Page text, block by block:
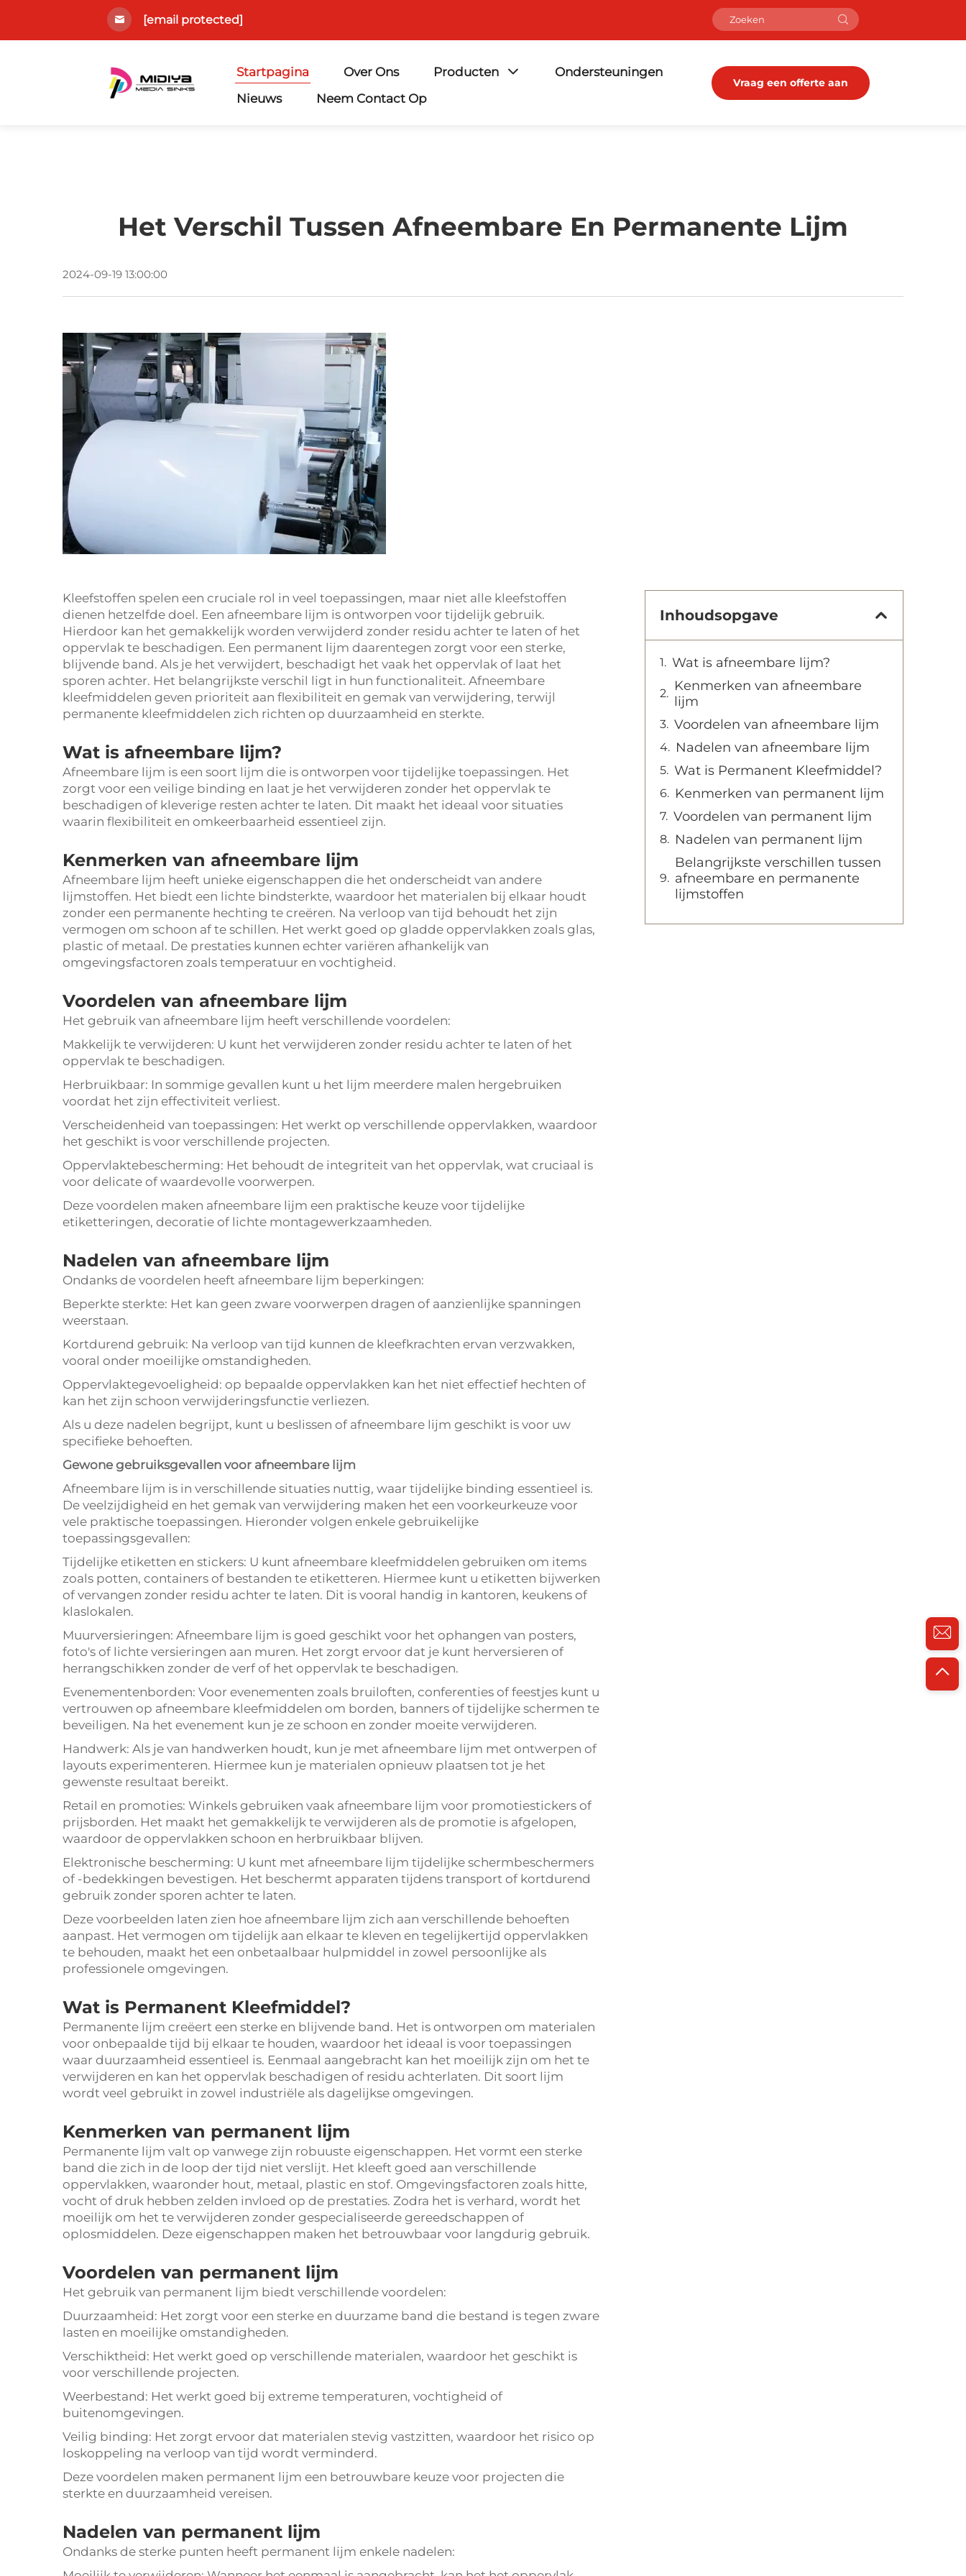
[email protected]
Startpagina Over Ons Producten
Ondersteuningen
Nieuws
Neem Contact Op
Vraag een offerte aan
Het Verschil Tussen Afneembare En Permanente Lijm
2024-09-19 13:00:00
Kleefstoffen spelen een cruciale rol in veel toepassingen, maar niet alle kleefstoffen
dienen hetzelfde doel. Een afneembare lijm is ontworpen voor tijdelijk gebruik.
Hierdoor kan het gemakkelijk worden verwijderd zonder residu achter te laten of het
oppervlak te beschadigen. Een permanent lijm daarentegen zorgt voor een sterke,
blijvende band. Als je het verwijdert, beschadigt het vaak het oppervlak of laat het
sporen achter. Het belangrijkste verschil ligt in hun functionaliteit. Afneembare
kleefmiddelen geven prioriteit aan flexibiliteit en gemak van verwijdering, terwijl
permanente kleefmiddelen zich richten op duurzaamheid en sterkte.
Wat is afneembare lijm?
Afneembare lijm is een soort lijm die is ontworpen voor tijdelijke toepassingen. Het
zorgt voor een veilige binding en laat je het verwijderen zonder het oppervlak te
beschadigen of kleverige resten achter te laten. Dit maakt het ideaal voor situaties
waarin flexibiliteit en omkeerbaarheid essentieel zijn.
Kenmerken van afneembare lijm
Afneembare lijm heeft unieke eigenschappen die het onderscheidt van andere
lijmstoffen. Het biedt een lichte bindsterkte, waardoor het materialen bij elkaar houdt
zonder een permanente hechting te creëren. Na verloop van tijd behoudt het zijn
vermogen om schoon af te schillen. Het werkt goed op gladde oppervlakken zoals glas,
plastic of metaal. De prestaties kunnen echter variëren afhankelijk van
omgevingsfactoren zoals temperatuur en vochtigheid.
Voordelen van afneembare lijm
Het gebruik van afneembare lijm heeft verschillende voordelen:
Makkelijk te verwijderen: U kunt het verwijderen zonder residu achter te laten of het
oppervlak te beschadigen.
Herbruikbaar: In sommige gevallen kunt u het lijm meerdere malen hergebruiken
voordat het zijn effectiviteit verliest.
Verscheidenheid van toepassingen: Het werkt op verschillende oppervlakken, waardoor
het geschikt is voor verschillende projecten.
Oppervlaktebescherming: Het behoudt de integriteit van het oppervlak, wat cruciaal is
voor delicate of waardevolle voorwerpen.
Deze voordelen maken afneembare lijm een praktische keuze voor tijdelijke
etiketteringen, decoratie of lichte montagewerkzaamheden.
Nadelen van afneembare lijm
Ondanks de voordelen heeft afneembare lijm beperkingen:
Beperkte sterkte: Het kan geen zware voorwerpen dragen of aanzienlijke spanningen
weerstaan.
Kortdurend gebruik: Na verloop van tijd kunnen de kleefkrachten ervan verzwakken,
vooral onder moeilijke omstandigheden.
Oppervlaktegevoeligheid: op bepaalde oppervlakken kan het niet effectief hechten of
kan het zijn schoon verwijderingsfunctie verliezen.
Als u deze nadelen begrijpt, kunt u beslissen of afneembare lijm geschikt is voor uw
specifieke behoeften.
Gewone gebruiksgevallen voor afneembare lijm
Afneembare lijm is in verschillende situaties nuttig, waar tijdelijke binding essentieel is.
De veelzijdigheid en het gemak van verwijdering maken het een voorkeurkeuze voor
vele praktische toepassingen. Hieronder volgen enkele gebruikelijke
toepassingsgevallen:
Tijdelijke etiketten en stickers: U kunt afneembare kleefmiddelen gebruiken om items
zoals potten, containers of bestanden te etiketteren. Hiermee kunt u etiketten bijwerken
of vervangen zonder residu achter te laten. Dit is vooral handig in kantoren, keukens of
klaslokalen.
Muurversieringen: Afneembare lijm is goed geschikt voor het ophangen van posters,
foto's of lichte versieringen aan muren. Het zorgt ervoor dat je kunt herversieren of
herrangschikken zonder de verf of het oppervlak te beschadigen.
Evenementenborden: Voor evenementen zoals bruiloften, conferenties of feestjes kunt u
vertrouwen op afneembare kleefmiddelen om borden, banners of tijdelijke schermen te
beveiligen. Na het evenement kun je ze schoon en zonder moeite verwijderen.
Handwerk: Als je van handwerken houdt, kun je met afneembare lijm met ontwerpen of
layouts experimenteren. Hiermee kun je materialen opnieuw plaatsen tot je het
gewenste resultaat bereikt.
Retail en promoties: Winkels gebruiken vaak afneembare lijm voor promotiestickers of
prijsborden. Het maakt het gemakkelijk te verwijderen als de promotie is afgelopen,
waardoor de oppervlakken schoon en herbruikbaar blijven.
Elektronische bescherming: U kunt met afneembare lijm tijdelijke schermbeschermers
of -bedekkingen bevestigen. Het beschermt apparaten tijdens transport of kortdurend
gebruik zonder sporen achter te laten.
Deze voorbeelden laten zien hoe afneembare lijm zich aan verschillende behoeften
aanpast. Het vermogen om tijdelijk aan elkaar te kleven en tegelijkertijd oppervlakken
te behouden, maakt het een onbetaalbaar hulpmiddel in zowel persoonlijke als
professionele omgevingen.
Wat is Permanent Kleefmiddel?
Permanente lijm creëert een sterke en blijvende band. Het is ontworpen om materialen
voor onbepaalde tijd bij elkaar te houden, waardoor het ideaal is voor toepassingen
waar duurzaamheid essentieel is. Eenmaal aangebracht kan het moeilijk zijn om het te
verwijderen en kan het oppervlak beschadigen of residu achterlaten. Dit soort lijm
wordt veel gebruikt in zowel industriële als dagelijkse omgevingen.
Kenmerken van permanent lijm
Permanente lijm valt op vanwege zijn robuuste eigenschappen. Het vormt een sterke
band die zich in de loop der tijd niet verslijt. Het kleeft goed aan verschillende
oppervlakken, waaronder hout, metaal, plastic en stof. Omgevingsfactoren zoals hitte,
vocht of druk hebben zelden invloed op de prestaties. Zodra het is verhard, wordt het
moeilijk om het te verwijderen zonder gespecialiseerde gereedschappen of
oplosmiddelen. Deze eigenschappen maken het betrouwbaar voor langdurig gebruik.
Voordelen van permanent lijm
Het gebruik van permanent lijm biedt verschillende voordelen:
Duurzaamheid: Het zorgt voor een sterke en duurzame band die bestand is tegen zware
lasten en moeilijke omstandigheden.
Verschiktheid: Het werkt goed op verschillende materialen, waardoor het geschikt is
voor verschillende projecten.
Weerbestand: Het werkt goed bij extreme temperaturen, vochtigheid of
buitenomgevingen.
Veilig binding: Het zorgt ervoor dat materialen stevig vastzitten, waardoor het risico op
loskoppeling na verloop van tijd wordt verminderd.
Deze voordelen maken permanent lijm een betrouwbare keuze voor projecten die
sterkte en duurzaamheid vereisen.
Nadelen van permanent lijm
Ondanks de sterke punten heeft permanent lijm enkele nadelen:
Inhoudsopgave
Wat is afneembare lijm?
Kenmerken van afneembare
lijm
Voordelen van afneembare lijm
Nadelen van afneembare lijm
Wat is Permanent Kleefmiddel?
Kenmerken van permanent lijm
Voordelen van permanent lijm
Nadelen van permanent lijm
Belangrijkste verschillen tussen
afneembare en permanente
lijmstoffen